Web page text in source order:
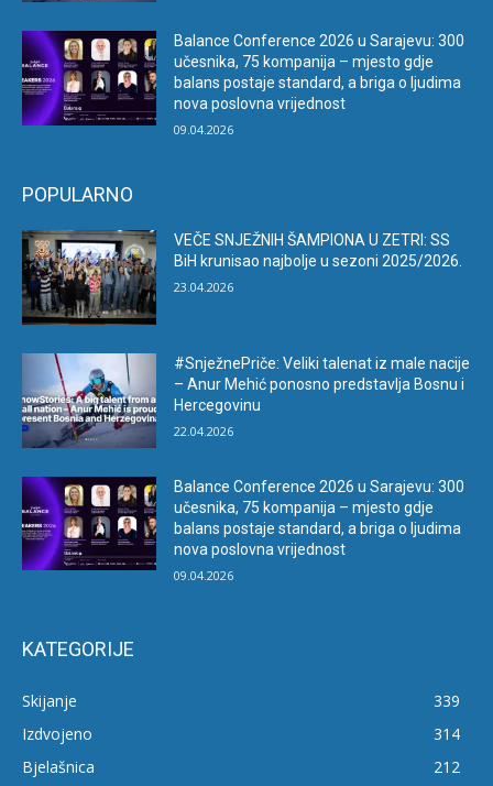
Balance Conference 2026 u Sarajevu: 300
učesnika, 75 kompanija – mjesto gdje
balans postaje standard, a briga o ljudima
nova poslovna vrijednost
09.04.2026
POPULARNO
VEČE SNJEŽNIH ŠAMPIONA U ZETRI: SS
BiH krunisao najbolje u sezoni 2025/2026.
23.04.2026
#SnježnePriče: Veliki talenat iz male nacije
– Anur Mehić ponosno predstavlja Bosnu i
Hercegovinu
22.04.2026
Balance Conference 2026 u Sarajevu: 300
učesnika, 75 kompanija – mjesto gdje
balans postaje standard, a briga o ljudima
nova poslovna vrijednost
09.04.2026
KATEGORIJE
Skijanje
339
Izdvojeno
314
Bjelašnica
212